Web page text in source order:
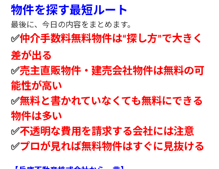
物件を探す最短ルート
最後に、今日の内容をまとめます。
✅仲介手数料無料物件は“探し方”で大きく
差が出る
✅売主直販物件・建売会社物件は無料の可
能性が高い
✅無料と書かれていなくても無料にできる
物件は多い
✅不透明な費用を請求する会社には注意
✅プロが見れば無料物件はすぐに見抜ける